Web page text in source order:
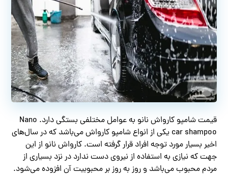
قیمت شامپو کارواش نانو به عوامل مختلفی بستگی دارد. Nano
car shampoo یکی از انواع شامپو کارواش می‌باشد که در سال‌های
اخیر بسیار مورد توجه افراد قرار گرفته است. کارواش نانو از این
جهت که نیازی به استفاده از نیروی دست ندارد در نزد بسیاری از
مردم محبوب می‌باشد و روز به روز بر محبوبیت آن افزوده می‌شود.